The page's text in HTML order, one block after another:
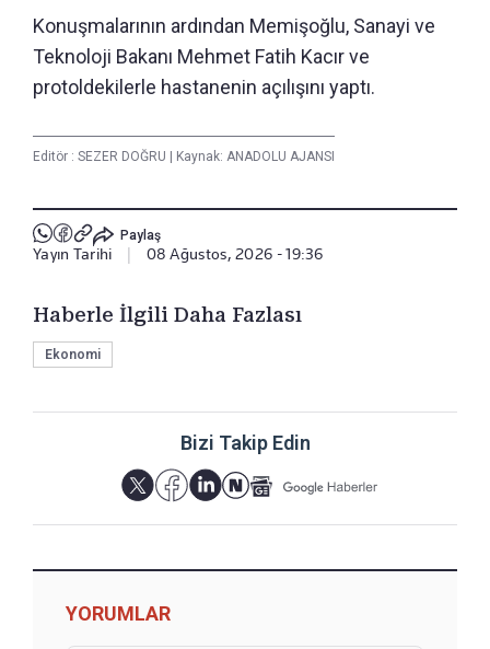
Konuşmalarının ardından Memişoğlu, Sanayi ve
Teknoloji Bakanı Mehmet Fatih Kacır ve
protoldekilerle hastanenin açılışını yaptı.
Editör : SEZER DOĞRU Kaynak: ANADOLU AJANSI
Paylaş
Yayın Tarihi 08 Ağustos, 2026 - 19:36
Haberle İlgili Daha Fazlası
Ekonomi
Bizi Takip Edin
YORUMLAR